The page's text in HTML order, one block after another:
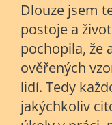
Dlouze jsem
postoje a
pochopila, že
ověřených
lidí. Tedy
jakýchkoliv